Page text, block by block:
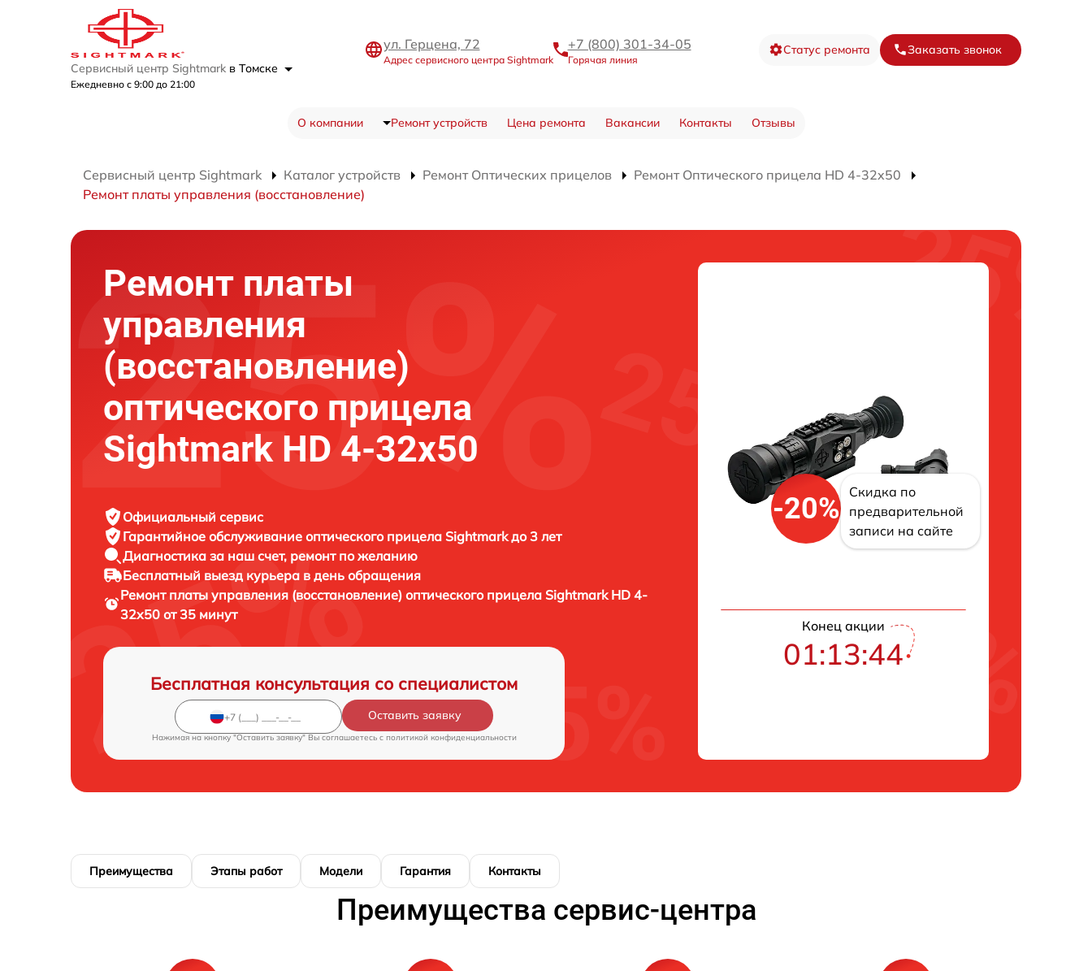
Сервисный центр Sightmark в Томске
Ежедневно с 9:00 до 21:00
ул. Герцена, 72
Адрес сервисного центра Sightmark
+7 (800) 301-34-05
Горячая линия
Статус ремонта Заказать звонок
О компании Ремонт устройств Цена ремонта Вакансии Контакты Отзывы
Сервисный центр Sightmark Каталог устройств Ремонт Оптических прицелов
Ремонт Оптического прицела HD 4-32x50
Ремонт платы управления (восстановление)
Ремонт платы
управления
(восстановление)
оптического прицела
Sightmark HD 4-32x50
Официальный сервис
Гарантийное обслуживание оптического прицела Sightmark до 3 лет
Диагностика за наш счет, ремонт по желанию
Бесплатный выезд курьера в день обращения
Ремонт платы управления (восстановление) оптического прицела Sightmark HD 4-
32x50 от 35 минут
Бесплатная консультация со специалистом
Оставить заявку
Нажимая на кнопку "Оставить заявку" Вы соглашаетесь c политикой конфиденциальности
-20%
Скидка по
предварительной
записи на сайте
Конец акции
01:13:43
Преимущества Этапы работ Модели Гарантия Контакты
Преимущества сервис-центра